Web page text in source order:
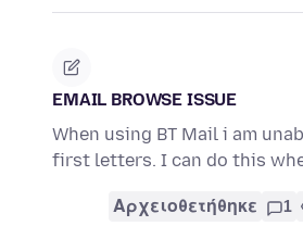
EMAIL BROWSE ISSUE
When using BT Mail i am
first letters. I can do this
Αρχειοθετήθηκε 1